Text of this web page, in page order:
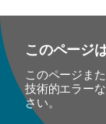
このページ
このページま
技術的エラー
さい。